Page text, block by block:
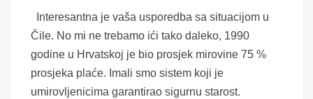
Interesantna je vaša usporedba sa situacijom u
Čile. No mi ne trebamo ići tako daleko, 1990
godine u Hrvatskoj je bio prosjek mirovine 75 %
prosjeka plaće. Imali smo sistem koji je
umirovljenicima garantirao sigurnu starost.